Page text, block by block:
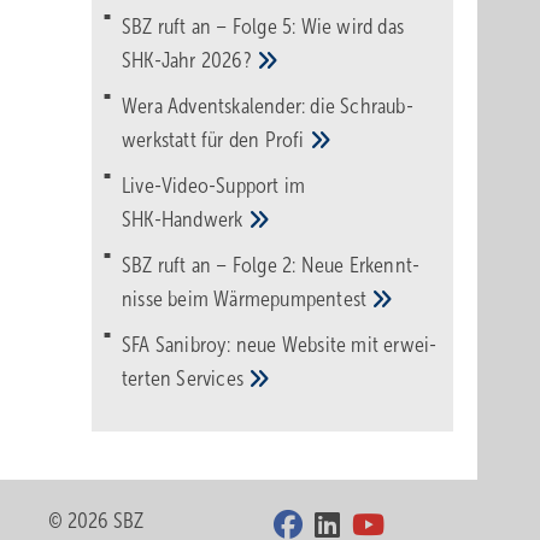
SBZ ruft an – Folge 5: Wie wird das
SHK-Jahr 2026?
Wera Adventskalender: die Schraub­
werk­statt für den Pro­fi
Live-Video-Support im
SHK-Handwerk
SBZ ruft an – Folge 2: Neue Erkennt­
nisse beimWärme­pumpen­test
SFA Sanibroy: neue Web­site mit erwei­
tertenServices
© 2026 SBZ